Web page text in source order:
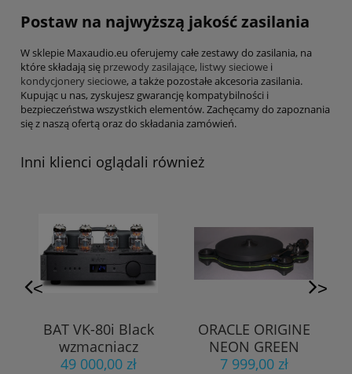
Postaw na najwyższą jakość zasilania
W sklepie Maxaudio.eu oferujemy całe zestawy do zasilania, na
które składają się przewody zasilające, listwy sieciowe i
kondycjonery sieciowe, a także pozostałe akcesoria zasilania.
Kupując u nas, zyskujesz gwarancję kompatybilności i
bezpieczeństwa wszystkich elementów. Zachęcamy do zapoznania
się z naszą ofertą oraz do składania zamówień.
Inni klienci oglądali również
<
BAT VK-80i Black
wzmacniacz
lampowy
49 000,00 zł
ORACLE ORIGINE
NEON GREEN
GRAMOFON Z
7 999,00 zł
>